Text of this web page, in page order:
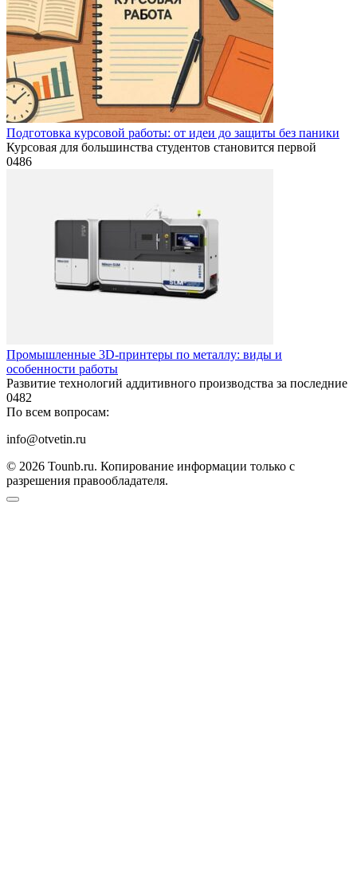
Подготовка курсовой работы: от идеи до защиты без паники
Курсовая для большинства студентов становится первой
0486
Промышленные 3D-принтеры по металлу: виды и
особенности работы
Развитие технологий аддитивного производства за последние
0482
По всем вопросам:
info@otvetin.ru
© 2026 Tounb.ru. Копирование информации только с
разрешения правообладателя.